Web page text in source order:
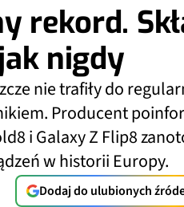
rekord.
nigdy
nie trafiły do
Producent
i Galaxy Z Flip8
w historii Europy.
Dodaj do ulubionych